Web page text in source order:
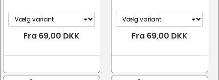
Fra 69,00 DKK Fra 69,00 DKK